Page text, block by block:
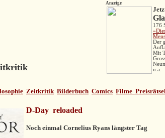
Anzeige
176
Der
Mit
u.a.
Zeitkritik Bilderbuch Comics Filme
D-Day reloaded
Noch einmal Cornelius Ryans längster Tag